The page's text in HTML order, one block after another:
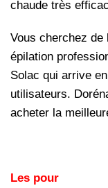
chaude très
Vous cherchez de
épilation
Solac qui arrive
utilisateurs.
acheter la
Les pour